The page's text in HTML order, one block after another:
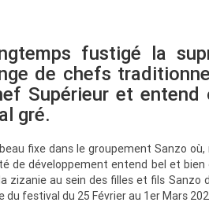
fustigé la
de chefs
Supérieur et
gré.
fixe dans le groupement Sanzo
de développement entend bel et
zizanie au sein des filles et fils Sanzo
du festival du 25 Février au 1er Mars
qualité, un métier